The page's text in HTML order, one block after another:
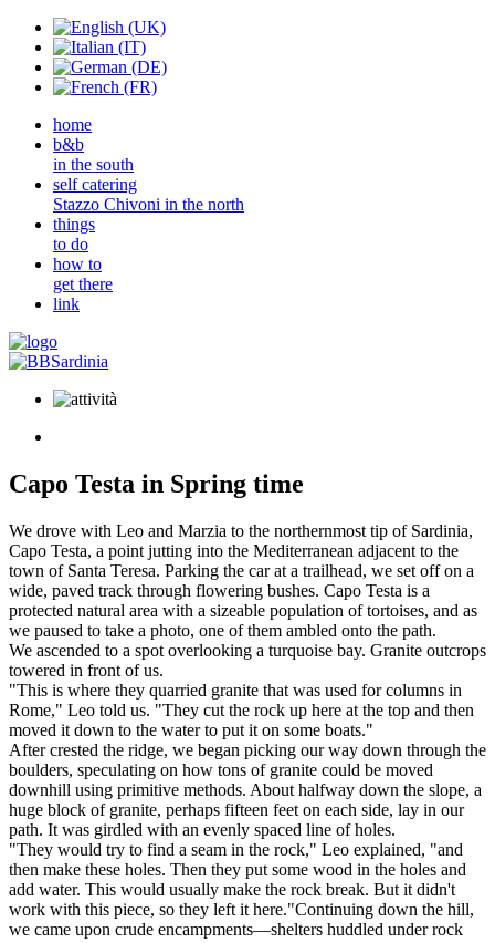
home
b&b
in the south
self catering
Stazzo Chivoni in the north
things
to do
how to
get there
link
Capo Testa in Spring time
We drove with Leo and Marzia to the northernmost tip of Sardinia,
Capo Testa, a point jutting into the Mediterranean adjacent to the
town of Santa Teresa. Parking the car at a trailhead, we set off on a
wide, paved track through flowering bushes. Capo Testa is a
protected natural area with a sizeable population of tortoises, and as
we paused to take a photo, one of them ambled onto the path.
We ascended to a spot overlooking a turquoise bay. Granite outcrops
towered in front of us.
"This is where they quarried granite that was used for columns in
Rome," Leo told us. "They cut the rock up here at the top and then
moved it down to the water to put it on some boats."
After crested the ridge, we began picking our way down through the
boulders, speculating on how tons of granite could be moved
downhill using primitive methods. About halfway down the slope, a
huge block of granite, perhaps fifteen feet on each side, lay in our
path. It was girdled with an evenly spaced line of holes.
"They would try to find a seam in the rock," Leo explained, "and
then make these holes. Then they put some wood in the holes and
add water. This would usually make the rock break. But it didn't
work with this piece, so they left it here."Continuing down the hill,
we came upon crude encampments—shelters huddled under rock